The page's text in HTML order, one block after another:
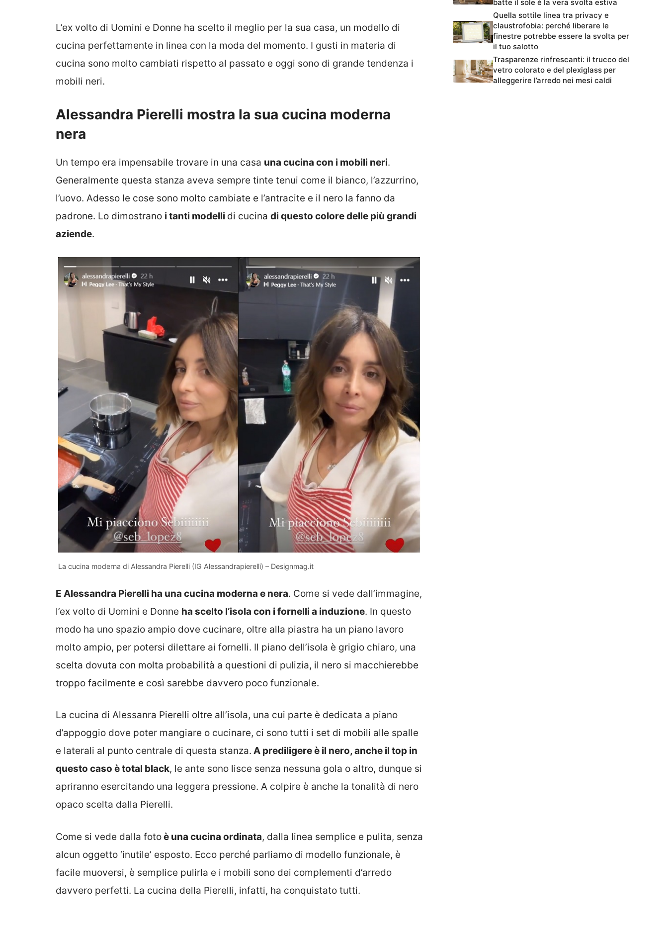
L’ex volto di Uomini e Donne ha scelto il meglio per la sua casa, un modello di
cucina perfettamente in linea con la moda del momento. I gusti in materia di
cucina sono molto cambiati rispetto al passato e oggi sono di grande tendenza i
mobili neri.
Alessandra Pierelli mostra la sua cucina moderna
nera
Un tempo era impensabile trovare in una casa una cucina con i mobili neri.
Generalmente questa stanza aveva sempre tinte tenui come il bianco, l’azzurrino,
l’uovo. Adesso le cose sono molto cambiate e l’antracite e il nero la fanno da
padrone. Lo dimostrano i tanti modelli di cucina di questo colore delle più grandi
aziende.
La cucina moderna di Alessandra Pierelli (IG Alessandrapierelli) – Designmag.it
E Alessandra Pierelli ha una cucina moderna e nera. Come si vede dall’immagine,
l’ex volto di Uomini e Donne ha scelto l’isola con i fornelli a induzione. In questo
modo ha uno spazio ampio dove cucinare, oltre alla piastra ha un piano lavoro
molto ampio, per potersi dilettare ai fornelli. Il piano dell’isola è grigio chiaro, una
scelta dovuta con molta probabilità a questioni di pulizia, il nero si macchierebbe
troppo facilmente e così sarebbe davvero poco funzionale.
La cucina di Alessanra Pierelli oltre all’isola, una cui parte è dedicata a piano
d’appoggio dove poter mangiare o cucinare, ci sono tutti i set di mobili alle spalle
e laterali al punto centrale di questa stanza. A prediligere è il nero, anche il top in
questo caso è total black, le ante sono lisce senza nessuna gola o altro, dunque si
apriranno esercitando una leggera pressione. A colpire è anche la tonalità di nero
opaco scelta dalla Pierelli.
Come si vede dalla fotoè una cucina ordinata, dalla linea semplice e pulita, senza
alcun oggetto ‘inutile’ esposto. Ecco perché parliamo di modello funzionale, è
facile muoversi, è semplice pulirla e i mobili sono dei complementi d’arredo
davvero perfetti. La cucina della Pierelli, infatti, ha conquistato tutti.
batte il sole è la vera svolta estiva
Quella sottile linea tra privacy e
claustrofobia: perché liberare le
finestre potrebbe essere la svolta per
il tuo salotto
Trasparenze rinfrescanti: il trucco del
vetro colorato e del plexiglass per
alleggerire l’arredo nei mesi caldi